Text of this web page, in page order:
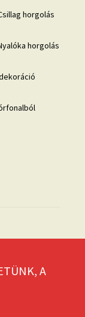
horgolás
horgolás
A